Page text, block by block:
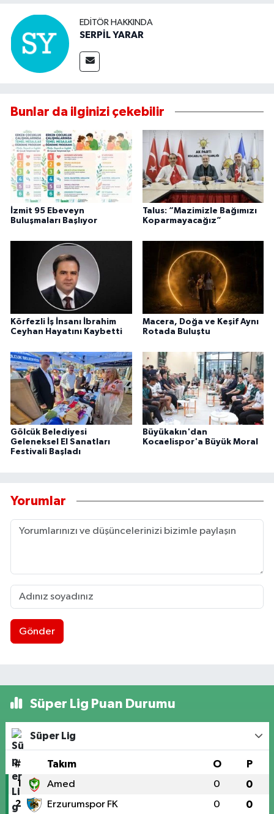
EDITÖR HAKKINDA
SERPİL YARAR
Bunlar da ilginizi çekebilir
İzmit 95 Ebeveyn
Buluşmaları Başlıyor
Talus: “Mazimizle Bağımızı
Koparmayacağız”
Körfezli İş İnsanı İbrahim
Ceyhan Hayatını Kaybetti
Macera, Doğa ve Keşif Aynı
Rotada Buluştu
Gölcük Belediyesi
Geleneksel El Sanatları
Festivali Başladı
Büyükakın'dan
Kocaelispor'a Büyük Moral
Yorumlar
Gönder
Süper Lig Puan Durumu
Süper Lig
# Takım O P
1 Amed 0 0
2 Erzurumspor FK 0 0